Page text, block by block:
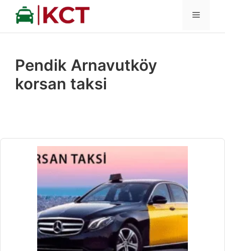
İçeriğe
MENÜ
Pendik Arnavutköy
korsan taksi